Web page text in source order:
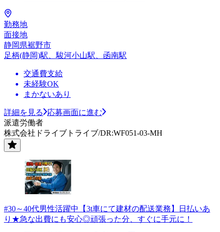
勤務地
面接地
静岡県裾野市
足柄(静岡)駅、駿河小山駅、函南駅
交通費支給
未経験OK
まかないあり
詳細を見る
応募画面に進む
派遣労働者
株式会社ドライブトライブ/DR:WF051-03-MH
#30～40代男性活躍中【3t車にて建材の配送業務】日払いあ
り★急な出費にも安心◎頑張った分、すぐに手元に！